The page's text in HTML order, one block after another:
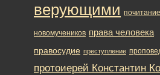
верующими почитание
новомучеников права человека
правосудие преступление
протоиерей Константин